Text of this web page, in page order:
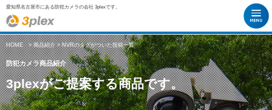
愛知県名古屋市にある防犯カメラの会社 3plexです。
HOME>商品紹介> NVRのタグがついた投稿一覧
防犯カメラ商品紹介
3plexがご提案する商品です。